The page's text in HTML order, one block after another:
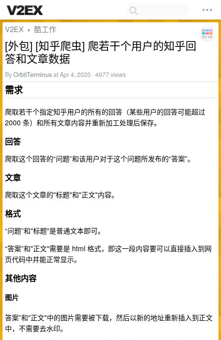
V2EX › 酷工作
[外包] [知乎爬虫] 爬若干个用户的知乎回
答和文章数据
ByOrbitTerminusat Apr 4, 2020 · 4977 views
需求
爬取若干个指定知乎用户的所有的回答（某些用户的回答可能超过
2000 条）和所有文章内容并重新加工处理后保存。
回答
爬取这个回答的“问题”和该用户对于这个问题所发布的“答案”。
文章
爬取这个文章的"标题"和"正文"内容。
格式
“问题”和"标题"是普通文本即可。
“答案”和"正文"需要是 html 格式，即这一段内容要可以直接插入到网
页代码中并能正常显示。
其他内容
图片
答案”和"正文"中的图片需要被下载，然后以新的地址重新插入到正文
中，不需要去水印。